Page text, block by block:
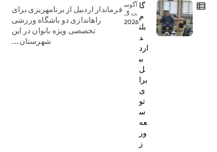
گا
م
بلن
د
ارد
بی
ل
برا
ی
تو
س
عه
ور
ز
آگوس
ت 3,
2026
فرماندار اردبیل از برنامهریزی برای
راهاندازی دو باشگاه ورزشی
تخصصی ویژه بانوان در این
شهرستان...